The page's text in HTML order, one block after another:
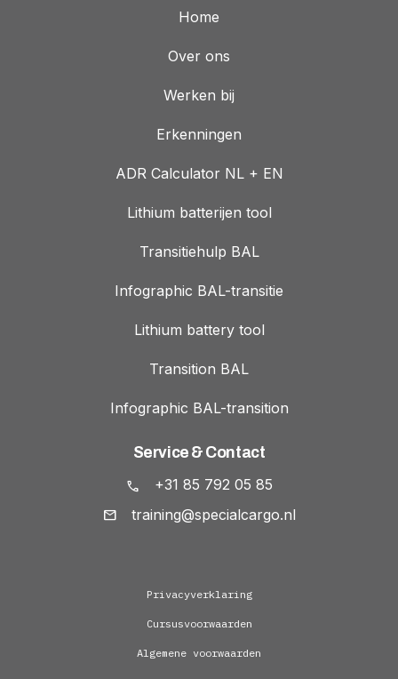
Home
Over ons
Werken bij
Erkenningen
ADR Calculator NL + EN
Lithium batterijen tool
Transitiehulp BAL
Infographic BAL-transitie
Lithium battery tool
Transition BAL
Infographic BAL-transition
Service & Contact
+31 85 792 05 85
training@specialcargo.nl
Privacyverklaring
Cursusvoorwaarden
Algemene voorwaarden